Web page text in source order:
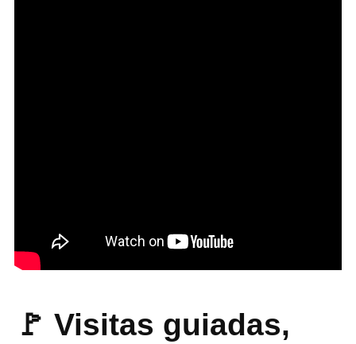
🚩 Visitas guiadas,